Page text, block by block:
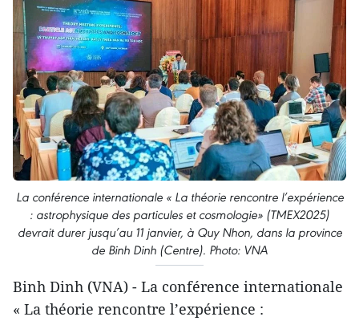
La conférence internationale « La théorie rencontre l’expérience
: astrophysique des particules et cosmologie» (TMEX2025)
devrait durer jusqu’au 11 janvier, à Quy Nhon, dans la province
de Binh Dinh (Centre). Photo: VNA
Binh Dinh (VNA) - La conférence internationale
« La théorie rencontre l’expérience :